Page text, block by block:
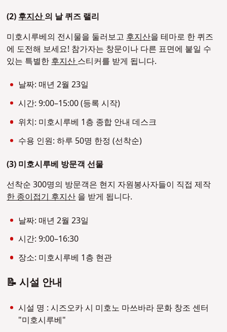
(2)후지산의 날 퀴즈 랠리
미호시루베의 전시물을 둘러보고후지산을 테마로 한 퀴즈
에 도전해 보세요! 참가자는 창문이나 다른 표면에 붙일 수
있는 특별한후지산스티커를 받게 됩니다.
날짜: 매년 2월 23일
시간: 9:00–15:00 (등록 시작)
위치: 미호시루베 1층 종합 안내 데스크
수용 인원: 하루 50명 한정 (선착순)
(3) 미호시루베 방문객 선물
선착순 300명의 방문객은 현지 자원봉사자들이 직접 제작
한 종이접기 후지산을 받게 됩니다.
날짜: 매년 2월 23일
시간: 9:00–16:30
장소: 미호시루베 1층 현관
📝 시설 안내
시설 명 : 시즈오카 시 미호노 마쓰바라 문화 창조 센터
"미호시루베"